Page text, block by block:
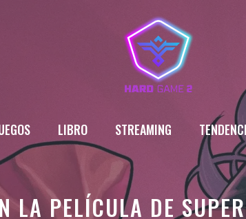
LIBRO STREAMING
LA PELÍCULA DE